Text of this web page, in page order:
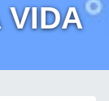
VIDA